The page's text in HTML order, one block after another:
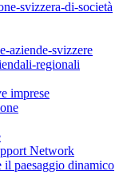
svizzera-di-società
aziende-svizzere
regionali
imprese
Network
il paesaggio dinamico